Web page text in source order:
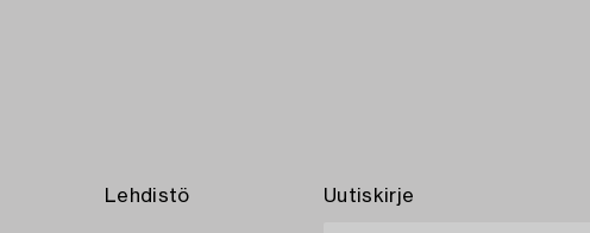
Lehdistö Uutiskirje